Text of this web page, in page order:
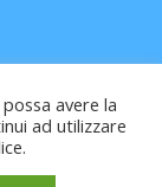
(PU) -
avere la
ad utilizzare